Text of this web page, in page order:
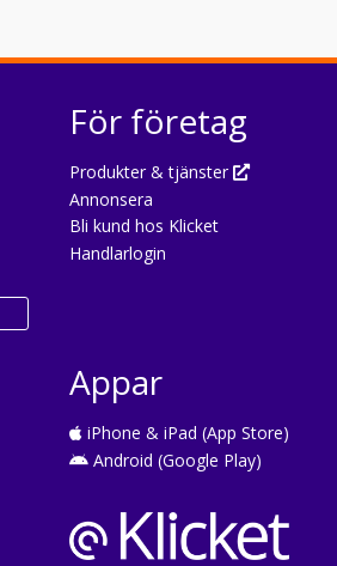
För företag
Produkter & tjänster
Annonsera
Bli kund hos Klicket
Handlarlogin
Appar
iPhone & iPad (App Store)
Android (Google Play)